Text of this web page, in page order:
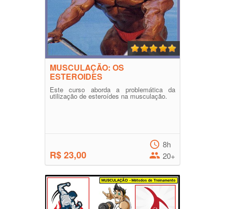
MUSCULAÇÃO: OS
ESTEROIDES
Este curso aborda a problemática da
utilização de esteroídes na musculação.
R$ 23,00
8h
20+